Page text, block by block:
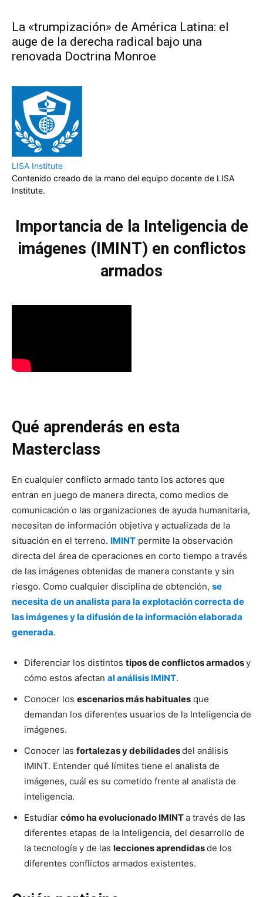
La «trumpización» de América Latina: el
auge de la derecha radical bajo una
renovada Doctrina Monroe
LISA Institute
Contenido creado de la mano del equipo docente de LISA
Institute.
Importancia de la Inteligencia de
imágenes (IMINT) en conflictos
armados
Qué aprenderás en esta
Masterclass
En cualquier conflicto armado tanto los actores que
entran en juego de manera directa, como medios de
comunicación o las organizaciones de ayuda humanitaria,
necesitan de información objetiva y actualizada de la
situación en el terreno. IMINT permite la observación
directa del área de operaciones en corto tiempo a través
de las imágenes obtenidas de manera constante y sin
riesgo. Como cualquier disciplina de obtención, se
necesita de un analista para la explotación correcta de
las imágenes y la difusión de la información elaborada
generada.
Diferenciar los distintos tipos de conflictos armadosy
cómo estos afectan al análisis IMINT.
Conocer los escenarios más habituales que
demandan los diferentes usuarios de la Inteligencia de
imágenes.
Conocer las fortalezas y debilidadesdel análisis
IMINT. Entender qué límites tiene el analista de
imágenes, cuál es su cometido frente al analista de
inteligencia.
Estudiar cómo ha evolucionado IMINTa través de las
diferentes etapas de la Inteligencia, del desarrollo de
la tecnología y de las lecciones aprendidasde los
diferentes conflictos armados existentes.